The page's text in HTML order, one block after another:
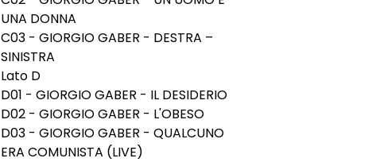
UNA DONNA
C03 - GIORGIO GABER - DESTRA –
SINISTRA
Lato D
D01 - GIORGIO GABER - IL DESIDERIO
D02 - GIORGIO GABER - L'OBESO
D03 - GIORGIO GABER - QUALCUNO
ERA COMUNISTA (LIVE)